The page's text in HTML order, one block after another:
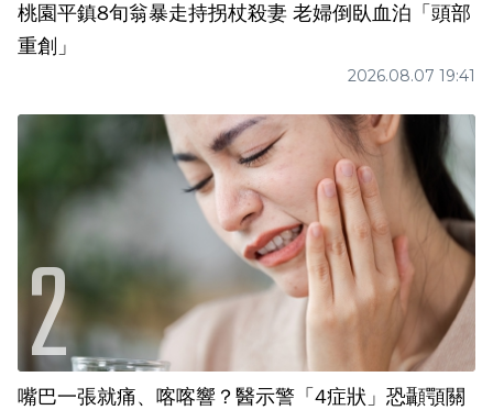
桃園平鎮8旬翁暴走持拐杖殺妻 老婦倒臥血泊「頭部
重創」
2026.08.07 19:41
嘴巴一張就痛、喀喀響？醫示警「4症狀」恐顳顎關